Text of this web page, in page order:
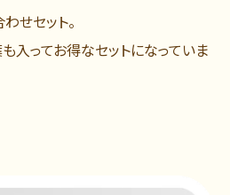
せセット。
入ってお得なセットになっていま